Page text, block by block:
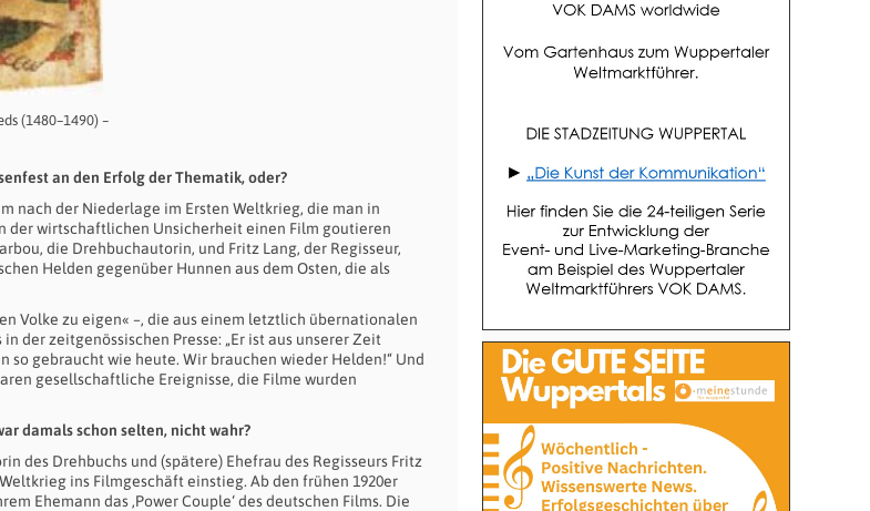
(1480–1490) –
an den Erfolg der Thematik, oder?
nach der Niederlage im Ersten Weltkrieg, die man in
der wirtschaftlichen Unsicherheit einen Film goutieren
die Drehbuchautorin, und Fritz Lang, der Regisseur,
Helden gegenüber Hunnen aus dem Osten, die als
Volke zu eigen« –, die aus einem letztlich übernationalen
der zeitgenössischen Presse: „Er ist aus unserer Zeit
gebraucht wie heute. Wir brauchen wieder Helden!“ Und
gesellschaftliche Ereignisse, die Filme wurden
damals schon selten, nicht wahr?
des Drehbuchs und (spätere) Ehefrau des Regisseurs Fritz
ins Filmgeschäft einstieg. Ab den frühen 1920er
Ehemann das ‚Power Couple‘ des deutschen Films. Die